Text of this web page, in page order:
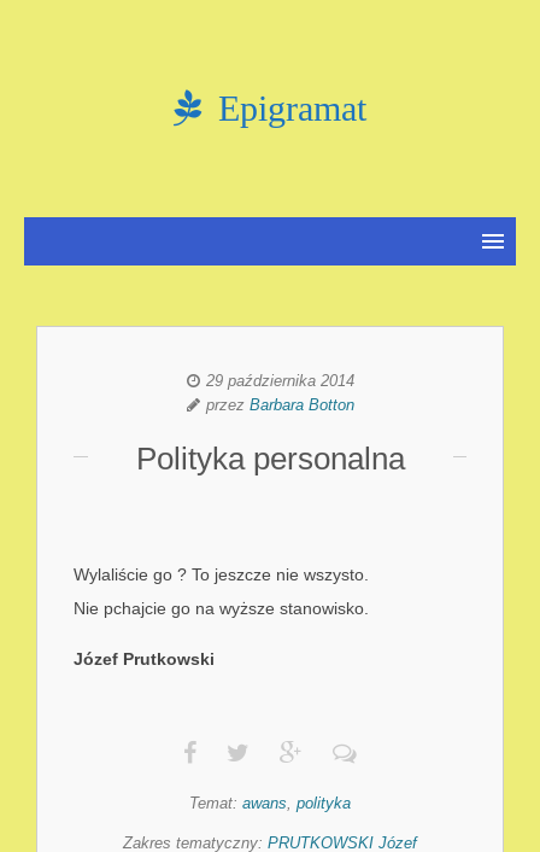
Epigramat
29 października 2014
przez Barbara Botton
Polityka personalna
Wylaliście go ? To jeszcze nie wszysto.
Nie pchajcie go na wyższe stanowisko.
Józef Prutkowski
Temat: awans, polityka
Zakres tematyczny: PRUTKOWSKI Józef